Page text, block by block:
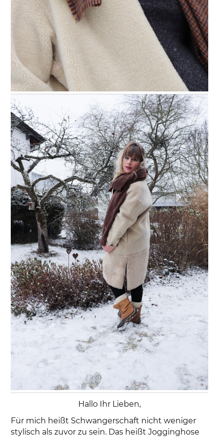
Hallo Ihr Lieben,
Für mich heißt Schwangerschaft nicht weniger
stylisch als zuvor zu sein. Das heißt Jogginghose